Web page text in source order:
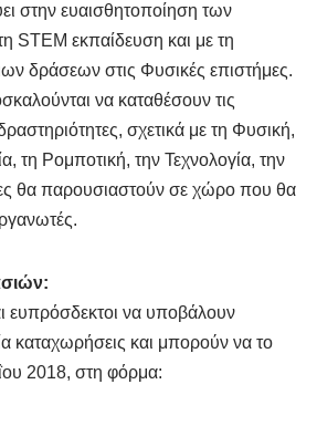
στην ευαισθητοποίηση των
STEM εκπαίδευση και με τη
δράσεων στις Φυσικές επιστήμες.
να καταθέσουν τις
σχετικά με τη Φυσική,
τη Ρομποτική, την Τεχνολογία, την
θα παρουσιαστούν σε χώρο που θα
ευπρόσδεκτοι να υποβάλουν
καταχωρήσεις και μπορούν να το
2018, στη φόρμα: